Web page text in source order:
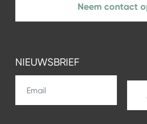
Neem contact
NIEUWSBRIEF